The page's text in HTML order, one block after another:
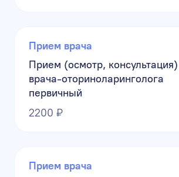
Прием врача
Прием (осмотр, консультация)
врача-оториноларинголога
первичный
2200 ₽
Прием врача